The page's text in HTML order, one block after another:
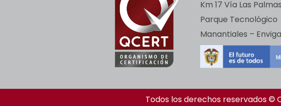
Km 17 Vía Las Palmas
Parque Tecnológico
Manantiales –
Todos los derechos reservados ©